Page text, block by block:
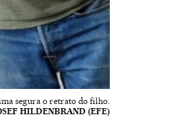
segura o retrato do filho.
HILDENBRAND (EFE)